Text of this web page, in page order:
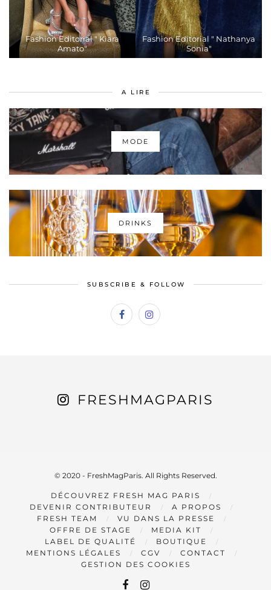
Fashion Editorial " Kiara
Amato"
Fashion Editorial " Nathanya
Sonia"
A LIRE
MODE
DRINKS
SUBSCRIBE & FOLLOW
FRESHMAGPARIS
© 2020 - FreshMagParis. All Rights Reserved.
DÉCOUVREZ FRESH MAG PARIS
DEVENIR CONTRIBUTEUR
A PROPOS
FRESH TEAM
VU DANS LA PRESSE
OFFRE DE STAGE
MEDIA KIT
LABEL DE QUALITÉ
BOUTIQUE
MENTIONS LÉGALES
CGV
CONTACT
GESTION DES COOKIES